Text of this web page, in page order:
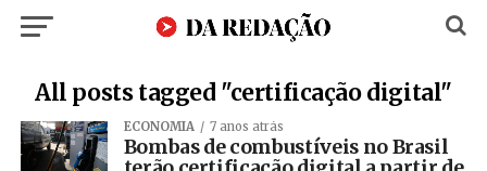
All posts tagged "certificação digital"
ECONOMIA 7 anos atrás
Bombas de combustíveis no Brasil